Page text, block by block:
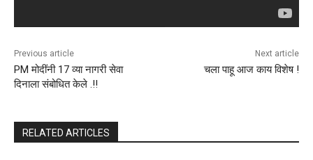
Previous article
PM मोदींनी 17 व्या नागरी सेवा
दिनाला संबोधित केले .!!
Next article
चला पाहू आज काय विशेष !
RELATED ARTICLES